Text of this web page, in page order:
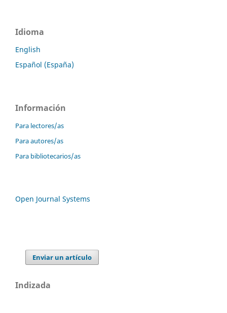
Idioma
English
Español (España)
Información
Para lectores/as
Para autores/as
Para bibliotecarios/as
Open Journal Systems
Enviar un artículo
Indizada